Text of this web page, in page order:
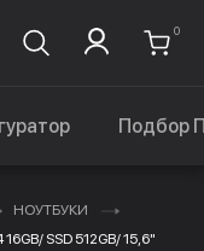
0
Подбор
НОУТБУКИ
SSD 512GB/ 15,6"